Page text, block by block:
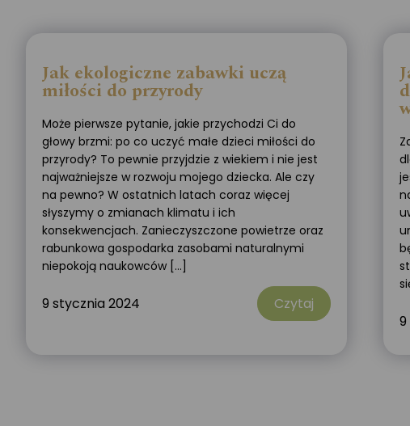
Jak ekologiczne zabawki uczą
miłości do przyrody
Może pierwsze pytanie, jakie przychodzi Ci do
głowy brzmi: po co uczyć małe dzieci miłości do
przyrody? To pewnie przyjdzie z wiekiem i nie jest
najważniejsze w rozwoju mojego dziecka. Ale czy
na pewno? W ostatnich latach coraz więcej
słyszymy o zmianach klimatu i ich
konsekwencjach. Zanieczyszczone powietrze oraz
rabunkowa gospodarka zasobami naturalnymi
niepokoją naukowców […]
9 stycznia 2024 Czytaj